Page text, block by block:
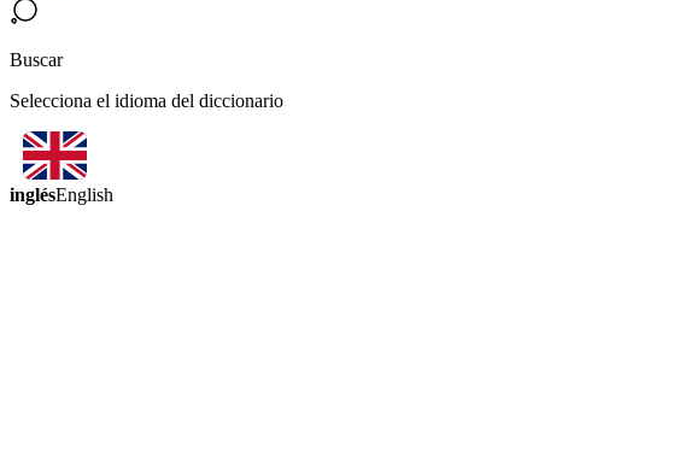
Buscar
Selecciona el idioma del diccionario
inglésEnglish